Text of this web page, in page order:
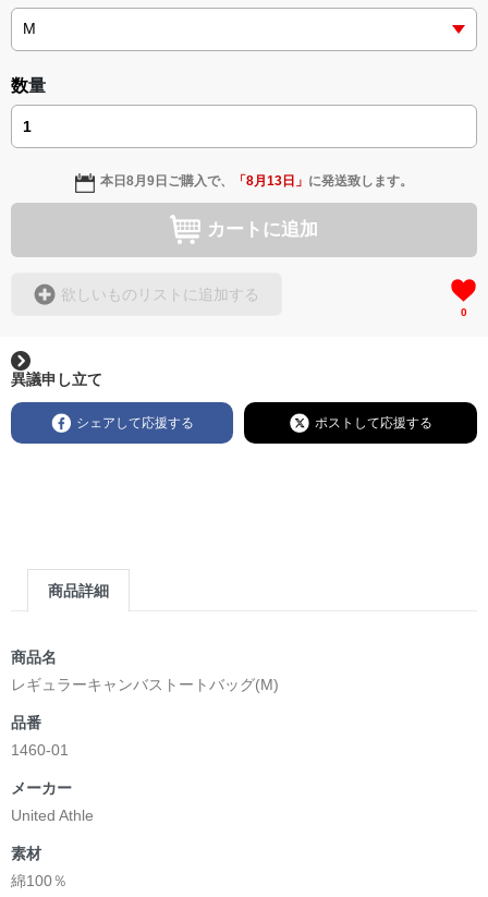
数量
本日8月9日 ご購入で、 「8月13日 」 に発送致します。
カートに追加
欲しいものリストに追加する
0
異議申し立て
シェアして応援する ポストして応援する
商品詳細
商品名
レギュラーキャンバストートバッグ(M)
品番
1460-01
メーカー
United Athle
素材
綿100％